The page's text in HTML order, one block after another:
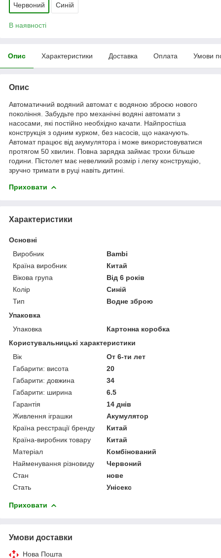
Червоний Синій
В наявності
Опис Характеристики Доставка Оплата Умови
Опис
Автоматичний водяний автомат є водяною зброєю нового
покоління. Забудьте про механічні водяні автомати з
насосами, які постійно необхідно качати. Найпростіша
конструкція з одним курком, без насосів, що накачують.
Автомат працює від акумулятора і може використовуватися
протягом 50 хвилин. Повна зарядка займає трохи більше
години. Пістолет має невеликий розмір і легку конструкцію,
зручно тримати в руці навіть дитині.
Приховати
Характеристики
Основні
Виробник
Bambi
Країна виробник
Китай
Вікова група
Від 6 років
Колір
Синій
Тип
Водне зброю
Упаковка
Упаковка
Картонна коробка
Користувальницькі характеристики
Вік
От 6-ти лет
Габарити: висота
20
Габарити: довжина
34
Габарити: ширина
6.5
Гарантія
14 днів
Живлення іграшки
Акумулятор
Країна реєстрації бренду
Китай
Країна-виробник товару
Китай
Матеріал
Комбінований
Найменування різновиду
Червоний
Стан
нове
Стать
Унісекс
Приховати
Умови доставки
Нова Пошта